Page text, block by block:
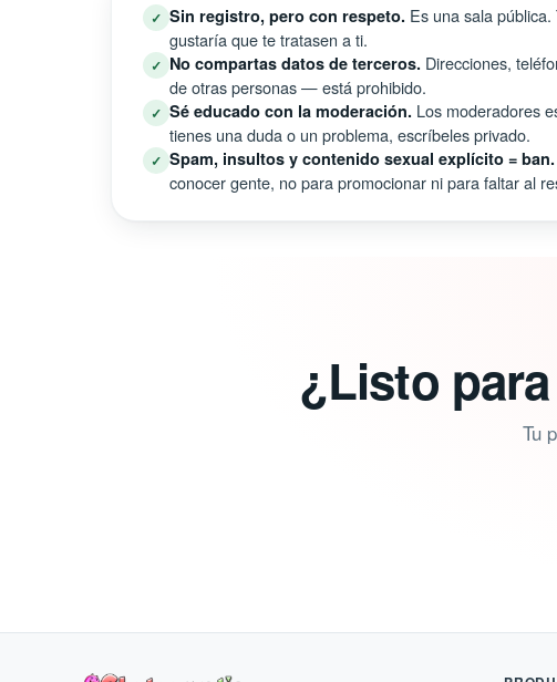
✓ Sin registro, pero con respeto. Es una sala
gustaría que te tratasen a ti.
✓ No compartas datos de terceros. Direcciones,
de otras personas — está prohibido.
✓ Sé educado con la moderación. Los moderadores
tienes una duda o un problema, escríbeles privado.
✓ Spam, insultos y contenido sexual explícito = ban.
conocer gente, no para promocionar ni para faltar al
¿Listo
Tu